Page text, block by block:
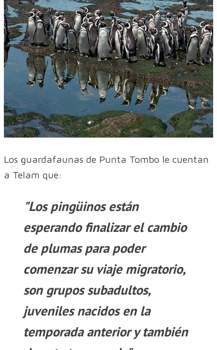
Los guardafaunas de Punta Tombo le cuentan
a Telam que:
"Los pingüinos están
esperando finalizar el cambio
de plumas para poder
comenzar su viaje migratorio,
son grupos subadultos,
juveniles nacidos en la
temporada anterior y también